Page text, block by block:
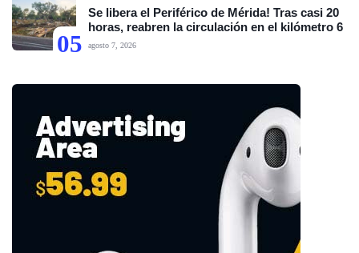
05
Se libera el Periférico de Mérida! Tras casi 20
horas, reabren la circulación en el kilómetro 6
agosto 7, 2026